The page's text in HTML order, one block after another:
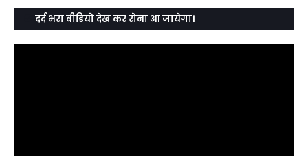
दर्द भरा वीडियो देख कर रोना आ जायेगा।